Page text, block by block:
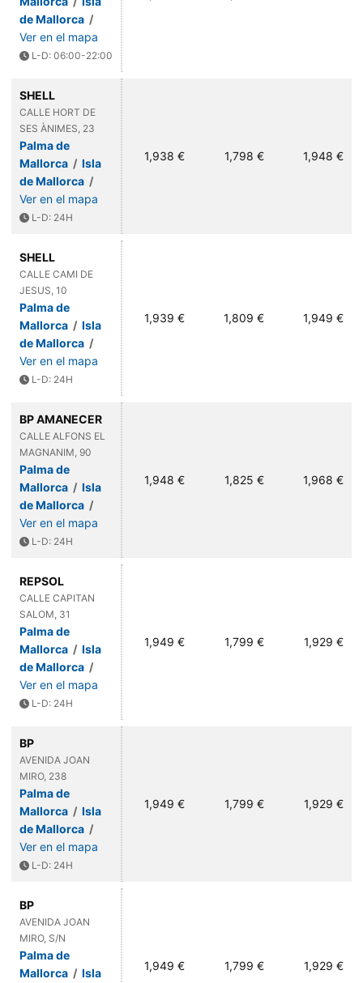
de Mallorca /
Ver en el mapa
L-D: 06:00-22:00
SHELL
CALLE HORT DE
SES ÀNIMES, 23
Palma de
Mallorca / Isla
de Mallorca /
Ver en el mapa
L-D: 24H
1,938 € 1,798 € 1,948 €
SHELL
CALLE CAMI DE
JESUS, 10
Palma de
Mallorca / Isla
de Mallorca /
Ver en el mapa
L-D: 24H
1,939 € 1,809 € 1,949 €
BP AMANECER
CALLE ALFONS EL
MAGNANIM, 90
Palma de
Mallorca / Isla
de Mallorca /
Ver en el mapa
L-D: 24H
1,948 € 1,825 € 1,968 €
REPSOL
CALLE CAPITAN
SALOM, 31
Palma de
Mallorca / Isla
de Mallorca /
Ver en el mapa
L-D: 24H
1,949 € 1,799 € 1,929 €
BP
AVENIDA JOAN
MIRO, 238
Palma de
Mallorca / Isla
de Mallorca /
Ver en el mapa
L-D: 24H
1,949 € 1,799 € 1,929 €
BP
AVENIDA JOAN
MIRO, S/N
Palma de
Mallorca / Isla
1,949 € 1,799 € 1,929 €